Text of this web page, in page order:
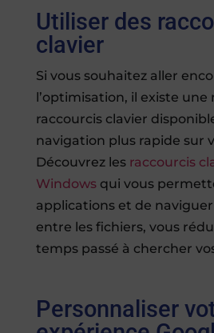
Utiliser des
clavier
Si vous souhaitez aller
l’optimisation, il existe
raccourcis clavier
navigation plus rapide sur
Découvrez les raccourcis
Windowsqui vous
applications et de
entre les fichiers, vous
temps passé à chercher
Personnaliser